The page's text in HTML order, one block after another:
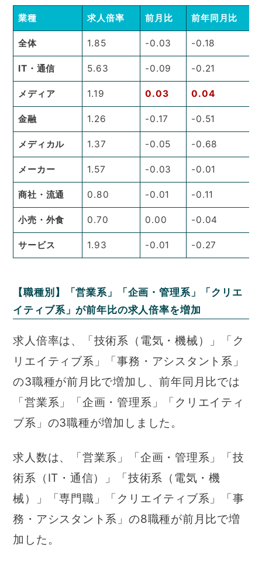
業種 求人倍率 前月比 前年同月比
全体 1.85 -0.03 -0.18
IT・通信 5.63 -0.09 -0.21
メディア 1.19 0.03 0.04
金融 1.26 -0.17 -0.51
メディカル 1.37 -0.05 -0.68
メーカー 1.57 -0.03 -0.01
商社・流通 0.80 -0.01 -0.11
小売・外食 0.70 0.00 -0.04
サービス 1.93 -0.01 -0.27
【職種別】「営業系」「企画・管理系」「クリエ
イティブ系」が前年比の求人倍率を増加
求人倍率は、「技術系（電気・機械）」「ク
リエイティブ系」「事務・アシスタント系」
の3職種が前月比で増加し、前年同月比では
「営業系」「企画・管理系」「クリエイティ
ブ系」の3職種が増加しました。
求人数は、「営業系」「企画・管理系」「技
術系（IT・通信）」「技術系（電気・機
械）」「専門職」「クリエイティブ系」「事
務・アシスタント系」の8職種が前月比で増
加した。